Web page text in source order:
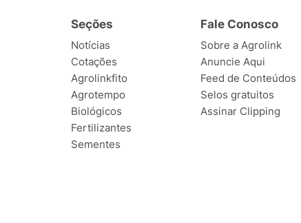
Seções
Notícias
Cotações
Agrolinkfito
Agrotempo
Biológicos
Fertilizantes
Sementes
Fale Conosco
Sobre a Agrolink
Anuncie Aqui
Feed de Conteúdos
Selos gratuitos
Assinar Clipping